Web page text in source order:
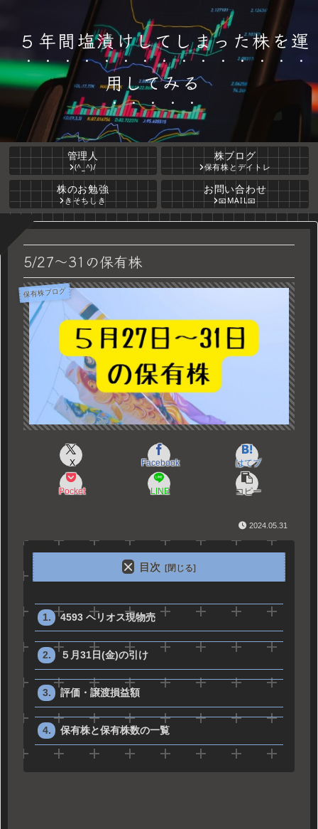
５年間塩漬けしてしまった株を運
用してみる
管理人
(^_^)/
株ブログ
保有株とデイトレ
株のお勉強
きそちしき
お問い合わせ
📧MAIL📧
5/27～31の保有株
保有株ブログ
X Facebook はてブ
Pocket LINE コピー
2024.05.31
目次
4593 ヘリオス現物売
５月31日(金)の引け
評価・譲渡損益額
保有株と保有株数の一覧